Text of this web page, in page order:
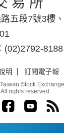
五段7號3樓
(02)2792-8188
明 訂閱電子報
Stock
All rights reserved.